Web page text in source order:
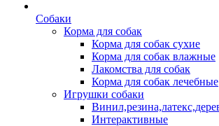
Собаки
Корма для собак
Корма для собак сухие
Корма для собак влажные
Лакомства для собак
Корма для собак лечебные
Игрушки собаки
Интерактивные